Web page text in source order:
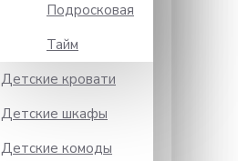
Подросковая
Тайм
Детские кровати
Детские шкафы
Детские комоды